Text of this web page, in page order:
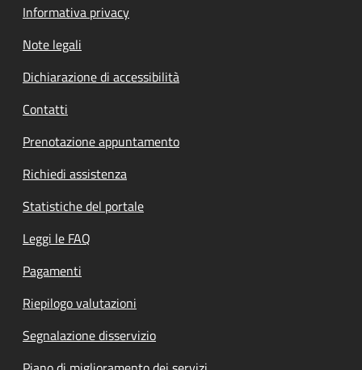
Informativa privacy
Note legali
Dichiarazione di accessibilità
Contatti
Prenotazione appuntamento
Richiedi assistenza
Statistiche del portale
Leggi le FAQ
Pagamenti
Riepilogo valutazioni
Segnalazione disservizio